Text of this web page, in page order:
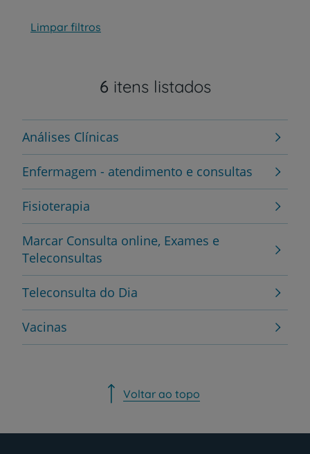
Limpar filtros
6 itens listados
Análises Clínicas
Enfermagem - atendimento e consultas
Fisioterapia
Marcar Consulta online, Exames e
Teleconsultas
Teleconsulta do Dia
Vacinas
Voltar ao topo